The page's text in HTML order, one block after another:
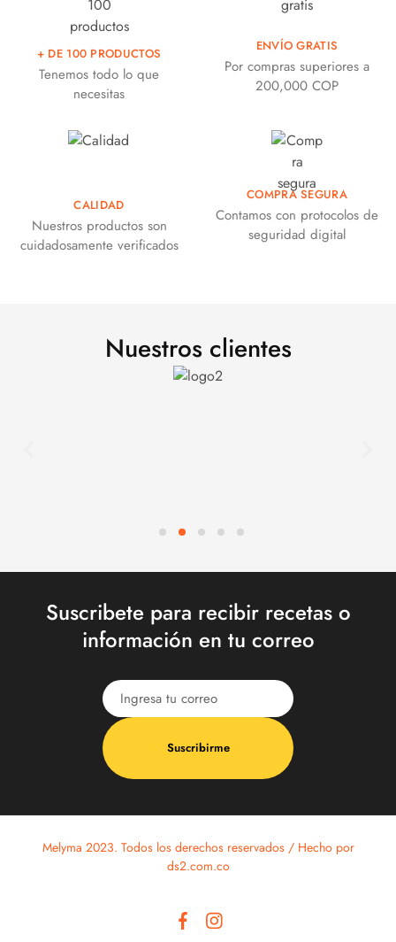
+ DE 100 PRODUCTOS
Tenemos todo lo que
necesitas
ENVÍO GRATIS
Por compras superiores a
200,000 COP
CALIDAD
Nuestros productos son
cuidadosamente verificados
COMPRA SEGURA
Contamos con protocolos de
seguridad digital
Nuestros clientes
Suscribete para recibir recetas o
información en tu correo
Suscribirme
Melyma 2023. Todos los derechos reservados / Hecho por
ds2.com.co